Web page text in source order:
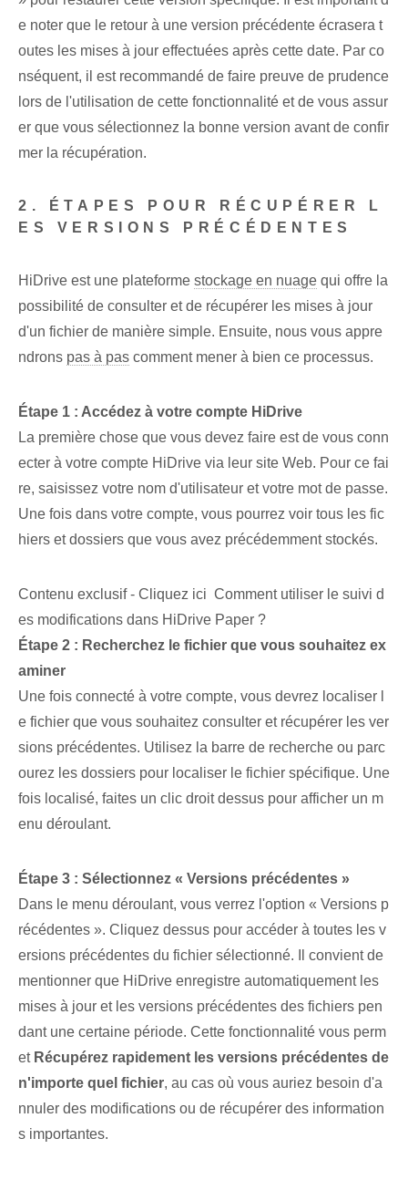
e noter que le retour à une version précédente écrasera t
outes les mises à jour effectuées après cette date. Par co
nséquent, il est recommandé de faire preuve de prudence
lors de l'utilisation de cette fonctionnalité et de vous assur
er que vous sélectionnez la bonne version avant de confir
mer la récupération.
2. ÉTAPES POUR RÉCUPÉRER L
ES VERSIONS PRÉCÉDENTES
HiDrive est une plateforme stockage en nuage qui offre la
possibilité de consulter et de récupérer les mises à jour
d'un fichier de manière simple. Ensuite, nous vous appre
ndrons pas à pas comment mener à bien ce processus.
Étape 1 : Accédez à votre compte ‌HiDrive
La première chose que vous devez faire est de vous conn
ecter à votre compte HiDrive via leur site Web. Pour ce fai
re, saisissez ‌votre nom d'utilisateur⁤ et votre ‌mot de passe.
⁢Une fois dans votre compte, vous pourrez voir ‌tous les fic
hiers et⁣ dossiers que vous avez précédemment stockés.
Contenu exclusif - Cliquez ici Comment utiliser le suivi d
es modifications dans HiDrive Paper ?
Étape 2 : Recherchez le fichier que vous souhaitez ex
aminer
Une fois connecté à votre compte, vous devrez localiser l
e fichier que vous souhaitez consulter et récupérer les ver
sions précédentes. ⁤Utilisez⁢ la barre de recherche ‍ou parc
ourez les dossiers pour localiser le fichier spécifique. Une
fois localisé, faites un clic droit dessus pour afficher un m
enu déroulant.
Étape 3 : Sélectionnez « Versions précédentes »
Dans le menu déroulant, vous verrez l'option « Versions p
récédentes ». Cliquez dessus pour accéder à toutes les v
ersions précédentes du fichier sélectionné. Il convient de
mentionner que HiDrive enregistre automatiquement les
mises à jour et les versions précédentes des fichiers pen
dant une certaine période. Cette fonctionnalité vous perm
et Récupérez rapidement les versions précédentes de
n'importe quel fichier, au cas où vous auriez besoin d'a
nnuler des modifications ou de récupérer des information
s importantes.